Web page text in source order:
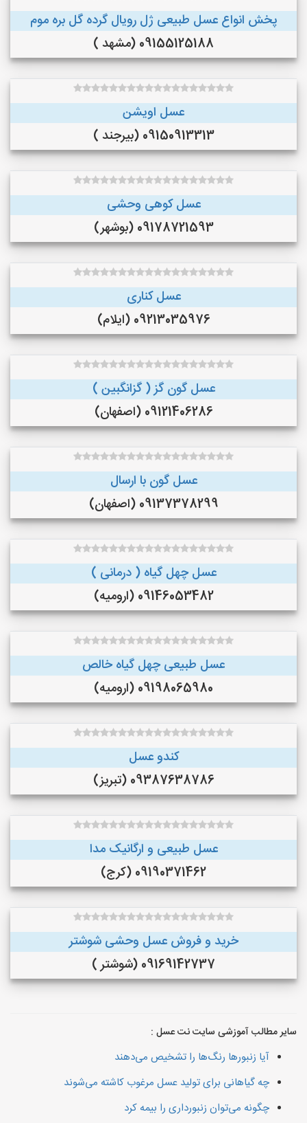
پخش انواع عسل طبیعی ژل رویال گرده گل بره موم
09155125188 (مشهد )
عسل اویشن
09150913313 (بیرجند )
عسل کوهی وحشی
09178721593 (بوشهر)
عسل کناری
09213035976 (ایلام)
عسل گون گز ( گزانگبین )
09121406286 (اصفهان)
عسل گون با ارسال
09137378299 (اصفهان)
عسل چهل گیاه ( درمانی )
09146053482 (ارومیه)
عسل طبیعی چهل گیاه خالص
09198065980 (ارومیه)
کندو عسل
09387638786 (تبریز)
عسل طبیعی و ارگانیک مدا
09190371462 (کرج)
خرید و فروش عسل وحشی شوشتر
09169142737 (شوشتر )
سایر مطالب آموزشی سایت نت عسل :
آیا زنبورها رنگ‌ها را تشخیص می‌دهند
چه گیاهانی برای تولید عسل مرغوب کاشته می‌شوند
چگونه می‌توان زنبورداری را بیمه کرد